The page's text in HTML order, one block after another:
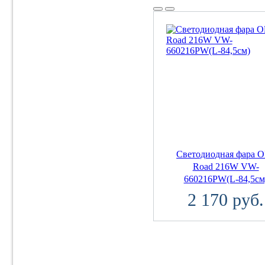
Светодиодная фара
Road 216W VW-
660216PW(L-
2 170 руб.